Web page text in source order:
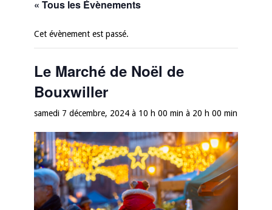
« Tous les Évènements
Cet évènement est passé.
Le Marché de Noël de
Bouxwiller
samedi 7 décembre, 2024 à 10 h 00 min à 20 h 00 min